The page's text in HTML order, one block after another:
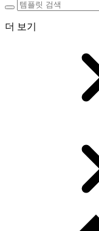
더 보기